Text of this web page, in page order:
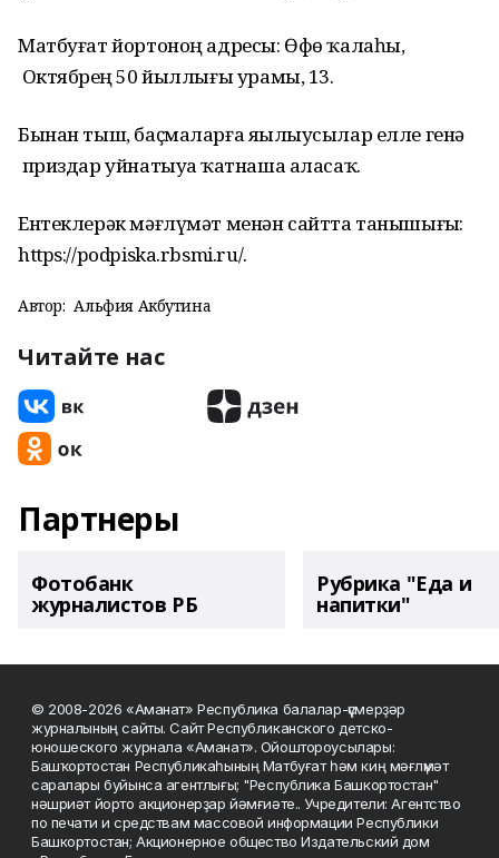
Матбуғат йортоноң адресы: Өфө ҡалаһы,
Октябрҙең 50 йыллығы урамы, 13.
Бынан тыш, баҫмаларға яҙылыусылар елле генә
приздар уйнатыуҙа ҡатнаша аласаҡ.
Ентеклерәк мәғлүмәт менән сайтта танышығыҙ:
https://podpiska.rbsmi.ru/.
Автор: Альфия Акбутина
Читайте нас
Партнеры
Фотобанк
журналистов РБ
Рубрика "Еда и
напитки"
© 2008-2026 «Аманат» Республика балалар-үҫмерҙәр
журналының сайты. Сайт Республиканского детско-
юношеского журнала «Аманат». Ойоштороусылары:
Башҡортостан Республикаһының Матбуғат һәм киң мәғлүмәт
саралары буйынса агентлығы; "Республика Башкортостан"
нәшриәт йорто акционерҙар йәмғиәте.. Учредители: Агентство
по печати и средствам массовой информации Республики
Башкортостан; Акционерное общество Издательский дом